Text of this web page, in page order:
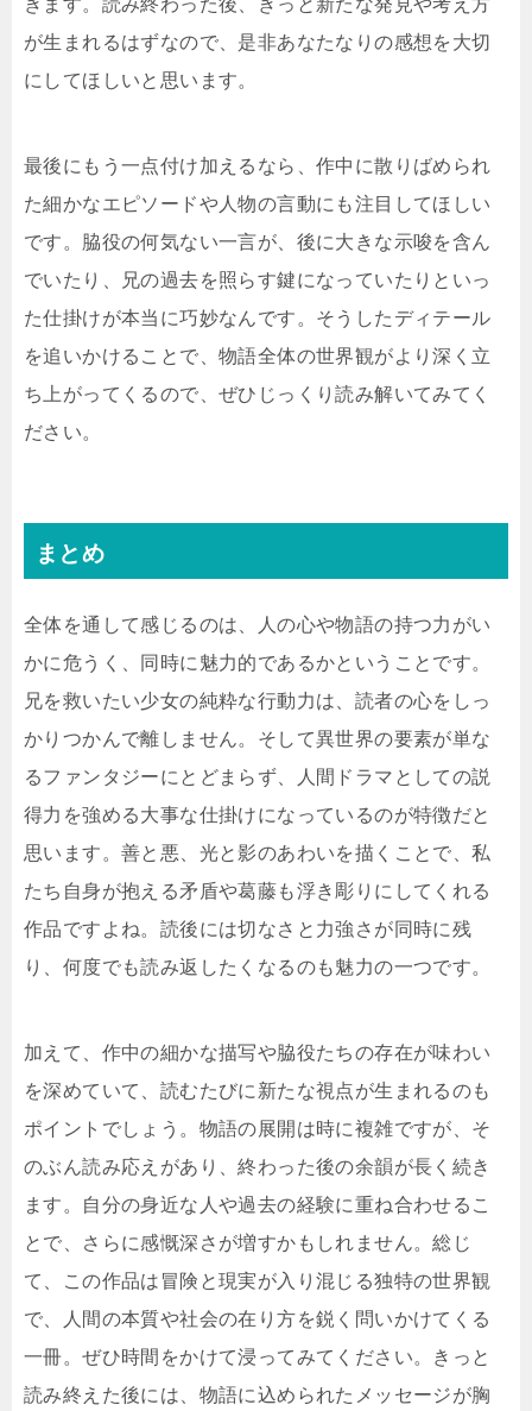
きます。読み終わった後、きっと新たな発見や考え方
が生まれるはずなので、是非あなたなりの感想を大切
にしてほしいと思います。
最後にもう一点付け加えるなら、作中に散りばめられ
た細かなエピソードや人物の言動にも注目してほしい
です。脇役の何気ない一言が、後に大きな示唆を含ん
でいたり、兄の過去を照らす鍵になっていたりといっ
た仕掛けが本当に巧妙なんです。そうしたディテール
を追いかけることで、物語全体の世界観がより深く立
ち上がってくるので、ぜひじっくり読み解いてみてく
ださい。
まとめ
全体を通して感じるのは、人の心や物語の持つ力がい
かに危うく、同時に魅力的であるかということです。
兄を救いたい少女の純粋な行動力は、読者の心をしっ
かりつかんで離しません。そして異世界の要素が単な
るファンタジーにとどまらず、人間ドラマとしての説
得力を強める大事な仕掛けになっているのが特徴だと
思います。善と悪、光と影のあわいを描くことで、私
たち自身が抱える矛盾や葛藤も浮き彫りにしてくれる
作品ですよね。読後には切なさと力強さが同時に残
り、何度でも読み返したくなるのも魅力の一つです。
加えて、作中の細かな描写や脇役たちの存在が味わい
を深めていて、読むたびに新たな視点が生まれるのも
ポイントでしょう。物語の展開は時に複雑ですが、そ
のぶん読み応えがあり、終わった後の余韻が長く続き
ます。自分の身近な人や過去の経験に重ね合わせるこ
とで、さらに感慨深さが増すかもしれません。総じ
て、この作品は冒険と現実が入り混じる独特の世界観
で、人間の本質や社会の在り方を鋭く問いかけてくる
一冊。ぜひ時間をかけて浸ってみてください。きっと
読み終えた後には、物語に込められたメッセージが胸